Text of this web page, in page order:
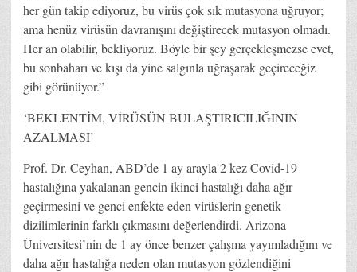
her gün takip ediyoruz, bu virüs çok sık mutasyona uğruyor;
ama henüz virüsün davranışını değiştirecek mutasyon olmadı.
Her an olabilir, bekliyoruz. Böyle bir şey gerçekleşmezse evet,
bu sonbaharı ve kışı da yine salgınla uğraşarak geçireceğiz
gibi görünüyor.”
‘BEKLENTİM, VİRÜSÜN BULAŞTIRICILIĞININ
AZALMASI’
Prof. Dr. Ceyhan, ABD’de 1 ay arayla 2 kez Covid-19
hastalığına yakalanan gencin ikinci hastalığı daha ağır
geçirmesini ve genci enfekte eden virüslerin genetik
dizilimlerinin farklı çıkmasını değerlendirdi. Arizona
Üniversitesi’nin de 1 ay önce benzer çalışma yayımladığını ve
daha ağır hastalığa neden olan mutasyon gözlendiğini